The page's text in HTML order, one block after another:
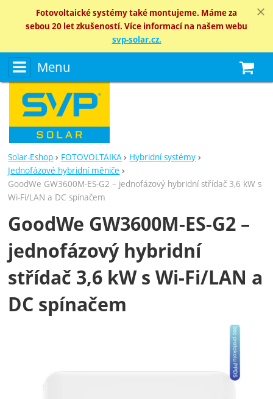
Fotovoltaické systémy také montujeme. Máme za
sebou 20 let zkušeností. Více informací na našem webu
svp-solar.cz.
Menu
Solar-Eshop FOTOVOLTAIKA
Hybridní systémy
Jednofázové hybridní měniče
GoodWe GW3600M‑ES‑G2 – jednofázový hybridní střídač 3,6 kW s
Wi‑Fi/LAN a DC spínačem
GoodWe GW3600M‑ES‑G2 –
jednofázový hybridní
střídač 3,6 kW s Wi‑Fi/LAN a
DC spínačem